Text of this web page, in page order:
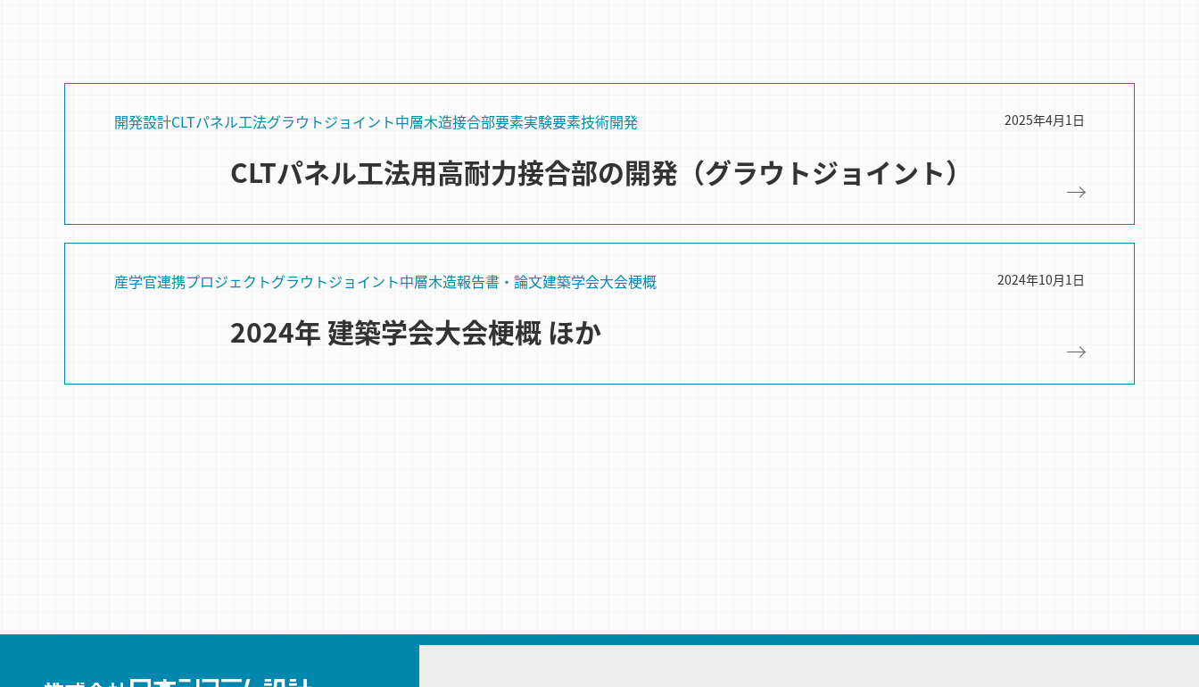
開発設計CLTパネル⼯法グラウトジョイント中層木造接合部要素実験要素技術開発 2025年4月1日
CLTパネル工法用高耐力接合部の開発（グラウトジョイント）
産学官連携プロジェクトグラウトジョイント中層木造報告書・論文建築学会大会梗概 2024年10月1日
2024年 建築学会大会梗概 ほか